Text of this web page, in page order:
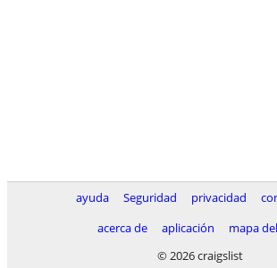
ayuda Seguridad privacidad
acerca de
aplicación
mapa
© 2026 craigslist